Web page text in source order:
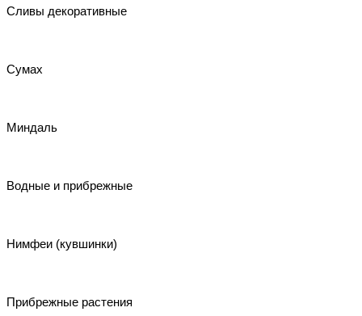
Сливы декоративные
Сумах
Миндаль
Водные и прибрежные
Нимфеи (кувшинки)
Прибрежные растения